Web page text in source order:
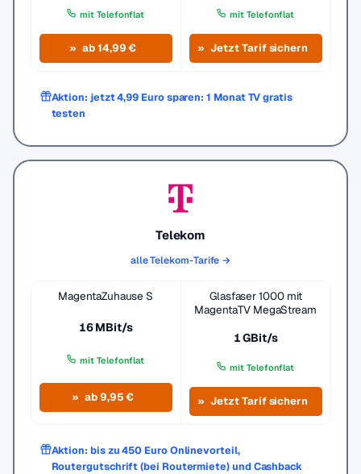
mit Telefonflat
ab 14,99 €
mit Telefonflat
Jetzt Tarif sichern
Aktion: jetzt 4,99 Euro sparen: 1 Monat TV gratis
testen
Telekom
alle Telekom-Tarife →
MagentaZuhause S
16 MBit/s
mit Telefonflat
ab 9,95 €
Glasfaser 1000 mit
MagentaTV MegaStream
1 GBit/s
mit Telefonflat
Jetzt Tarif sichern
Aktion: bis zu 450 Euro Onlinevorteil,
Routergutschrift (bei Routermiete) und Cashback